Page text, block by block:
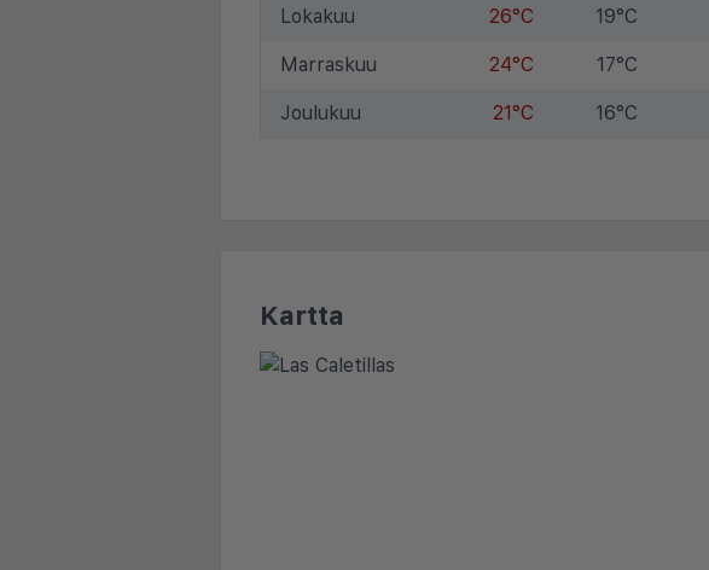
Lokakuu 26°C 19°C
Marraskuu 24°C 17°C
Joulukuu 21°C 16°C
Kartta